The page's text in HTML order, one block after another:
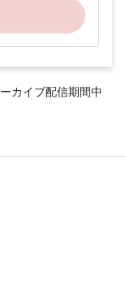
カイブ配信期間中